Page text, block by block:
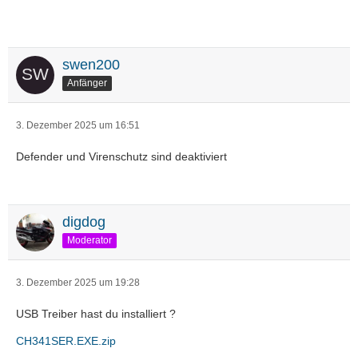
swen200
Anfänger
3. Dezember 2025 um 16:51
Defender und Virenschutz sind deaktiviert
digdog
Moderator
3. Dezember 2025 um 19:28
USB Treiber hast du installiert ?
CH341SER.EXE.zip